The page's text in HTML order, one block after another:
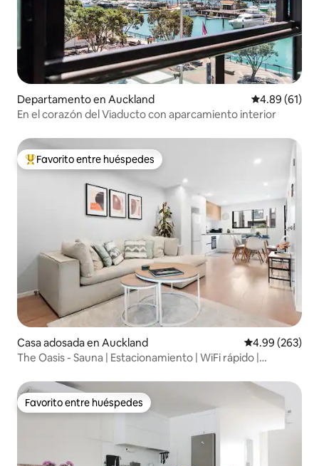
Departamento en Auckland Calificación
4.89 (61)
En el corazón del Viaducto con aparcamiento interior
De los mejores en Favorito entre huéspedes
Favorito entre huéspedes
Casa adosada en Auckland Calificación
4.99 (263)
The Oasis - Sauna | Estacionamiento | WiFi rápido |
Favorito entre huéspedes
Favorito entre huéspedes